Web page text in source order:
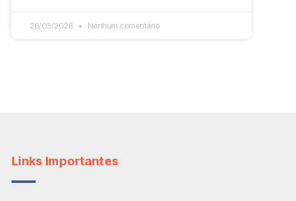
26/05/2026 Nenhum comentário
Links Importantes